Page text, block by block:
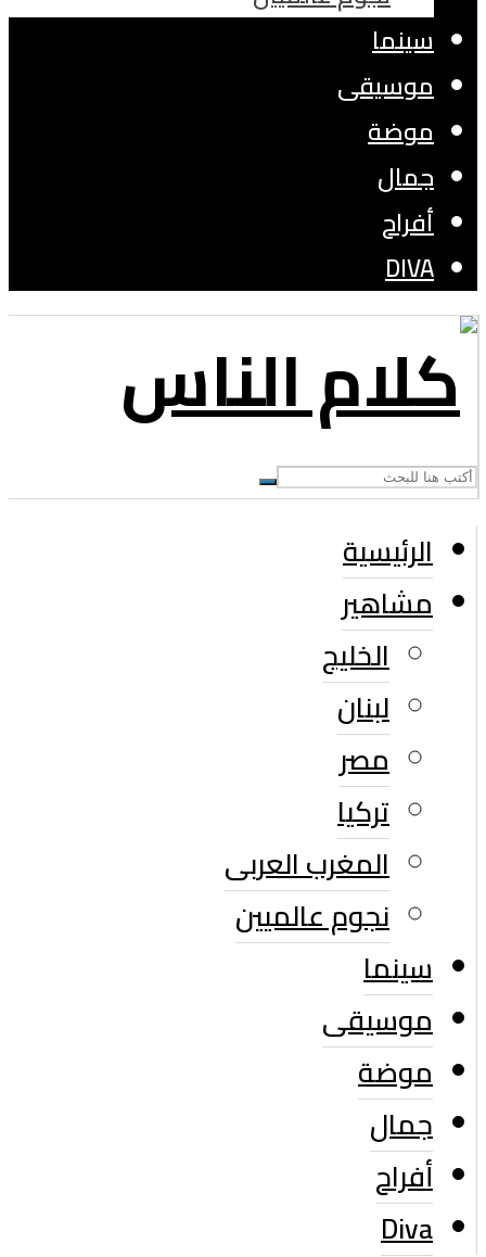
سينما
موسيقى
موضة
جمال
أفراح
DIVA
الرئيسية
مشاهير
الخليج
لبنان
مصر
تركيا
المغرب العربى
نجوم عالميين
سينما
موسيقى
موضة
جمال
أفراح
Diva